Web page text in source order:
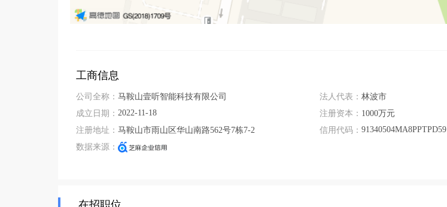
工商信息
公司全称： 马鞍山壹听智能科技有限公司
成立日期： 2022-11-18
注册地址： 马鞍山市雨山区华山南路562号7栋7-2
数据来源：
法人代表： 林波市
注册资本： 1000万元
信用代码： 91340504MA8PPTPD59
在招职位